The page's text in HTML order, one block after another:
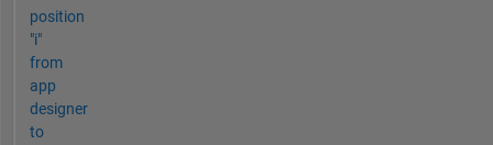
position
"i"
from
app
designer
to